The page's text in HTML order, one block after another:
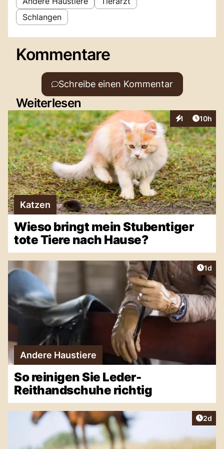
Schlangen
Kommentare
Schreibe einen Kommentar
Weiterlesen
1
Interaktionen
Artikel
10h
Katzen
Wieso bringt mein Stubentiger
tote Tiere nach Hause?
1d
Andere Haustiere
So reinigen Sie Leder-
Reithandschuhe richtig
2d